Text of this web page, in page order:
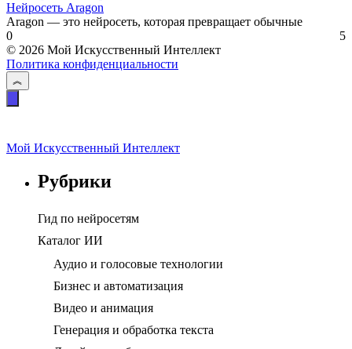
Нейросеть Aragon
Aragon — это нейросеть, которая превращает обычные
0
5
© 2026 Мой Искусственный Интеллект
Политика конфиденциальности
Мой Искусственный Интеллект
Рубрики
Гид по нейросетям
Каталог ИИ
Аудио и голосовые технологии
Бизнес и автоматизация
Видео и анимация
Генерация и обработка текста